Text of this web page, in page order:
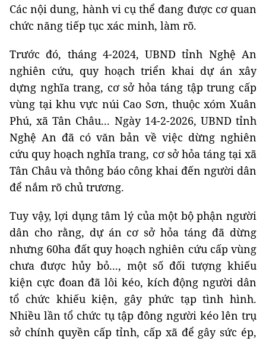
Các nội dung, hành vi cụ thể đang được cơ quan
chức năng tiếp tục xác minh, làm rõ.
Trước đó, tháng 4-2024, UBND tỉnh Nghệ An
nghiên cứu, quy hoạch triển khai dự án xây
dựng nghĩa trang, cơ sở hỏa táng tập trung cấp
vùng tại khu vực núi Cao Sơn, thuộc xóm Xuân
Phú, xã Tân Châu... Ngày 14-2-2026, UBND tỉnh
Nghệ An đã có văn bản về việc dừng nghiên
cứu quy hoạch nghĩa trang, cơ sở hỏa táng tại xã
Tân Châu và thông báo công khai đến người dân
để nắm rõ chủ trương.
Tuy vậy, lợi dụng tâm lý của một bộ phận người
dân cho rằng, dự án cơ sở hỏa táng đã dừng
nhưng 60ha đất quy hoạch nghiên cứu cấp vùng
chưa được hủy bỏ..., một số đối tượng khiếu
kiện cực đoan đã lôi kéo, kích động người dân
tổ chức khiếu kiện, gây phức tạp tình hình.
Nhiều lần tổ chức tụ tập đông người kéo lên trụ
sở chính quyền cấp tỉnh, cấp xã để gây sức ép,